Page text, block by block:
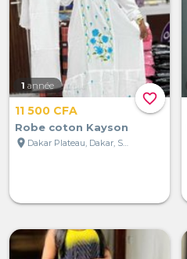
favorite_border
1 année
11 500 CFA
Robe coton Kayson
location_on
Dakar Plateau, Dakar, Sénégal